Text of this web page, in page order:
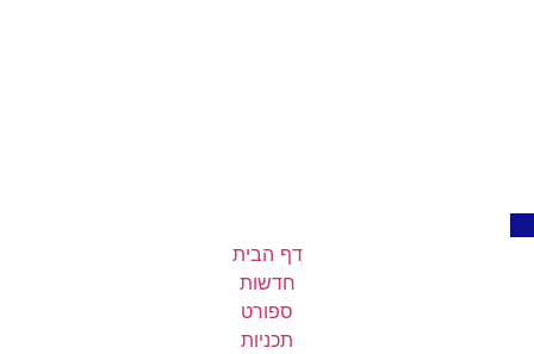
דף הבית
חדשות
ספורט
תכניות